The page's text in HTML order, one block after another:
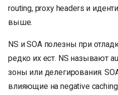
routing, proxy headers и
выше.
NS и SOA полезны при
редко их ест. NS называют
зоны или делегирования.
влияющие на negative